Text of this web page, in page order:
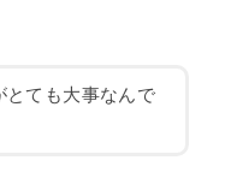
とても大事なんで